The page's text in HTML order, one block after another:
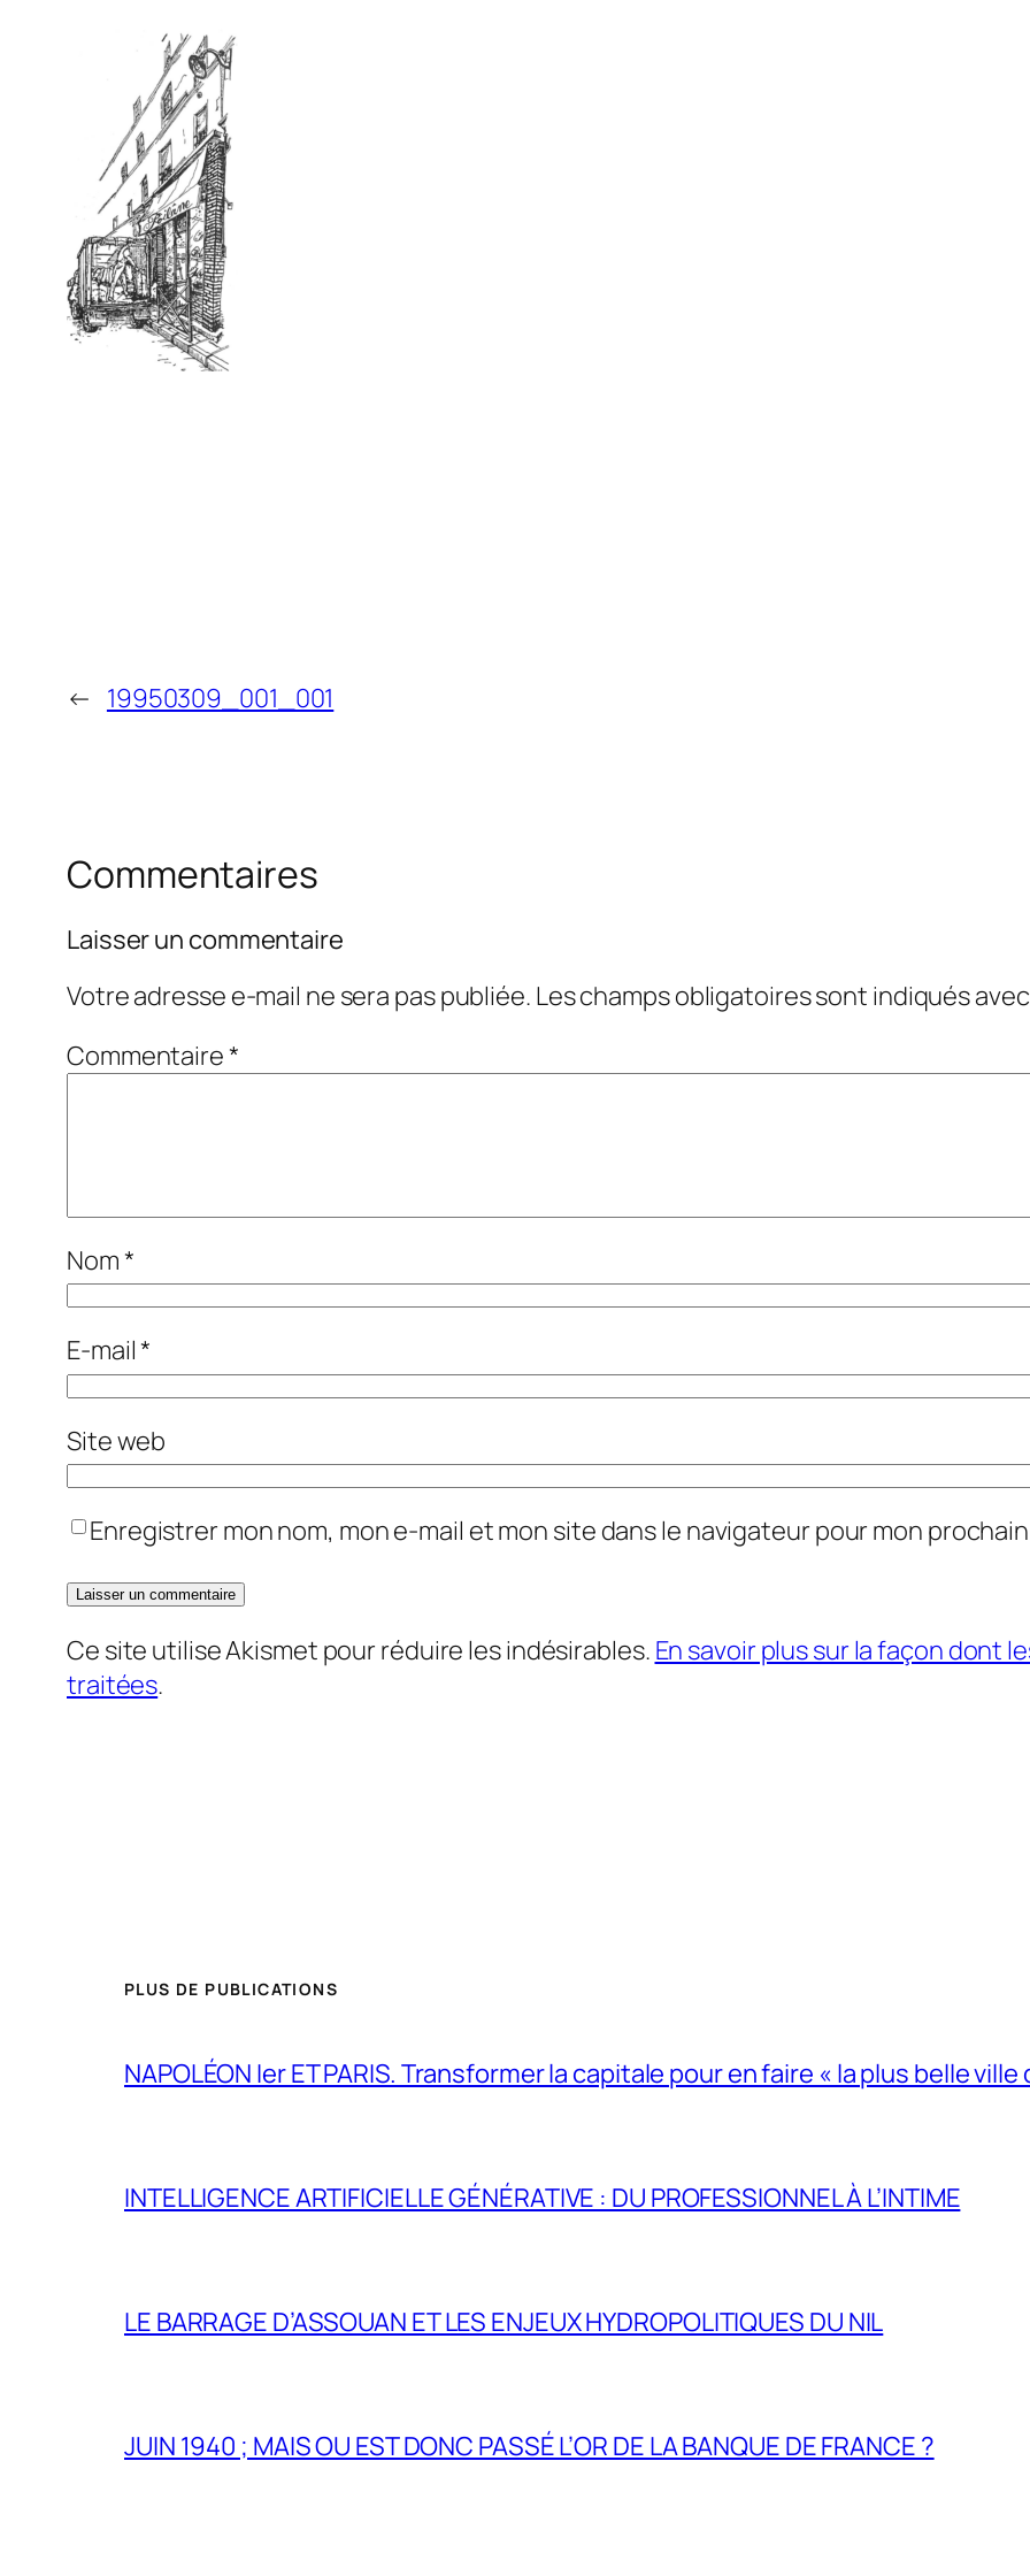
← 19950309_001_001
Commentaires
Laisser un commentaire
Votre adresse e-mail ne sera pas publiée. Les champs obligatoires sont indiqués
Commentaire*
Nom*
E-mail*
Site web
Enregistrer mon nom, mon e-mail et mon site dans le navigateur pour mon
Ce site utilise Akismet pour réduire les indésirables. En savoir plus sur la façon dont
traitées.
PLUS DE PUBLICATIONS
NAPOLÉON Ier ET PARIS. Transformer la capitale pour en faire « la plus belle
INTELLIGENCE ARTIFICIELLE GÉNÉRATIVE : DU PROFESSIONNEL À L’INTIME
LE BARRAGE D’ASSOUAN ET LES ENJEUX HYDROPOLITIQUES DU NIL
JUIN 1940 ; MAIS OU EST DONC PASSÉ L’OR DE LA BANQUE DE FRANCE ?